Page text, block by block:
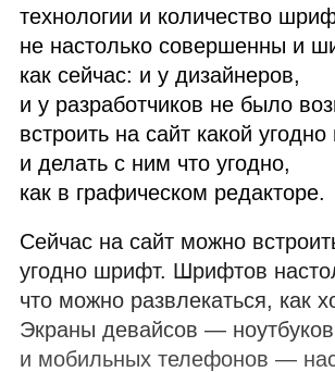
технологии и количество
не настолько совершенны и
как сейчас: и у дизайнеров,
и у разработчиков не было
встроить на сайт какой
и делать с ним что угодно,
как в графическом редакторе.
Сейчас на сайт можно
угодно шрифт. Шрифтов
что можно развлекаться, как
Экраны девайсов — ноутбуков
и мобильных телефонов —